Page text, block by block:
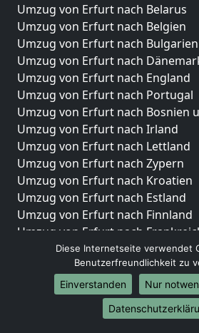
Umzug von Erfurt nach Belarus
Umzug von Erfurt nach Belgien
Umzug von Erfurt nach Bulgarien
Umzug von Erfurt nach
Umzug von Erfurt nach England
Umzug von Erfurt nach Portugal
Umzug von Erfurt nach Bosnien
Umzug von Erfurt nach Irland
Umzug von Erfurt nach Lettland
Umzug von Erfurt nach Zypern
Umzug von Erfurt nach Kroatien
Umzug von Erfurt nach Estland
Umzug von Erfurt nach Finnland
Umzug von Erfurt nach
Umzug von Erfurt nach
Umzug von Erfurt nach Italien
Umzug von Erfurt nach
Umzug von Erfurt nach
Umzug von Erfurt nach
Diese Internetseite verwendet
Benutzerfreundlichkeit zu
Einverstanden
Nur